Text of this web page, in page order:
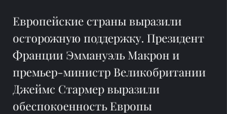
Европейские страны выразили
осторожную поддержку. Президент
Франции Эммануэль Макрон и
премьер-министр Великобритании
Джеймс Стармер выразили
обеспокоенность Европы